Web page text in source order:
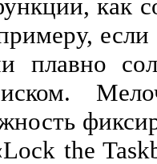
как
плавно
the